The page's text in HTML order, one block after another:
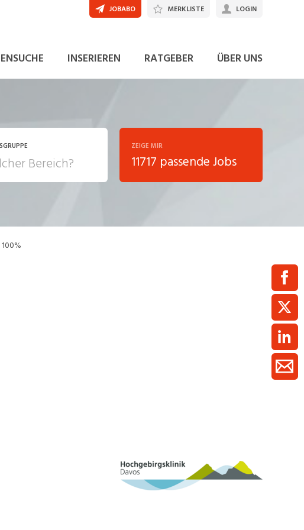
INSERIEREN RATGEBER ÜBER UNS
JOBABO MERKLISTE LOGIN
Führungsposition
Transport,
ZEIGE MIR
11717 passende Jobs
JETZT BEWERBEN